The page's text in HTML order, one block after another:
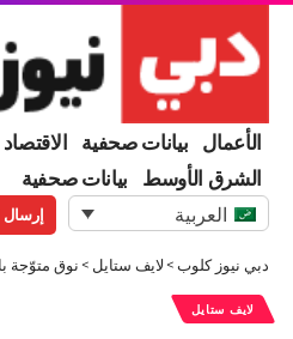
الأعمال بيانات صحفية الاقتصاد
الشرق الأوسط
بيانات صحفية
العربية إرسال
دبي نيوز كلوب> لايف ستايل > نوق متوّجة
لايف ستايل